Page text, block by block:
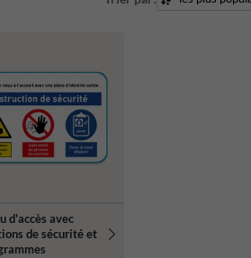
d'accès avec
de sécurité et